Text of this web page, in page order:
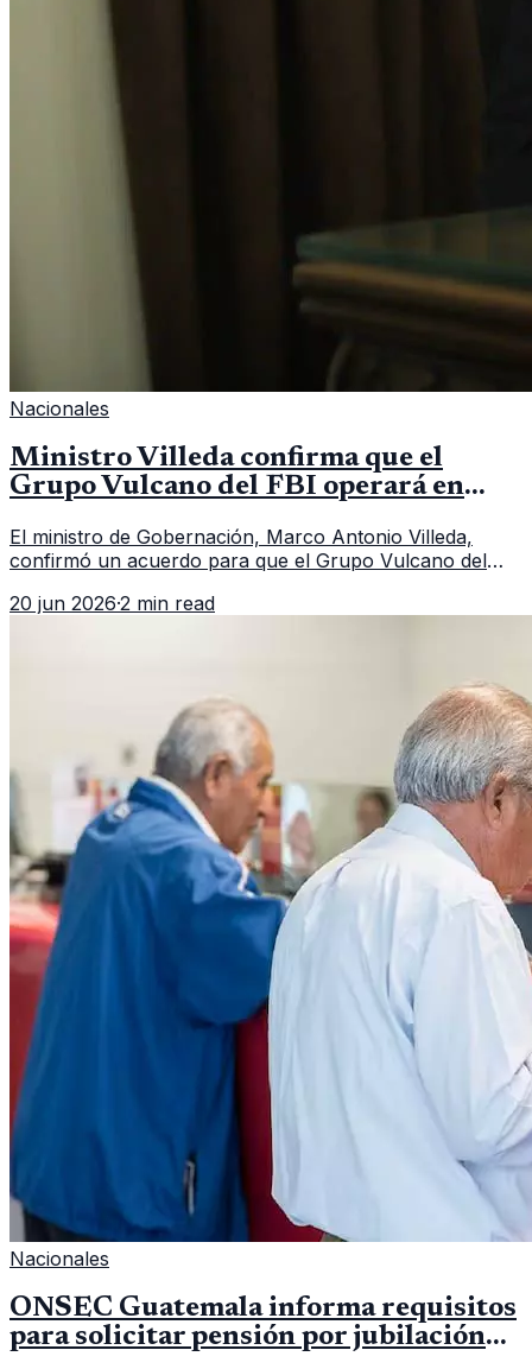
Nacionales
Ministro Villeda confirma que el
Grupo Vulcano del FBI operará en
El ministro de Gobernación, Marco Antonio Villeda,
confirmó un acuerdo para que el Grupo Vulcano del
fallido con la administración anterior del Ministerio
20 jun 2026·2 min read
Nacionales
ONSEC Guatemala informa requisitos
para solicitar pensión por jubilación